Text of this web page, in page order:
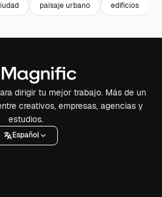
paisaje urbano edificios
dirigir tu mejor trabajo. Más de un
creativos, empresas, agencias y
estudios.
Español